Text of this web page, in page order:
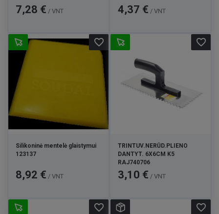
Kaina
7,28 € / VNT
Kaina
4,37 € / VNT
Silikoninė mentelė glaistymui
123137
Kaina
8,92 € / VNT
favorite_border
TRINTUV.NERŪD.PLIENO
DANTYT. 6X6CM K5
RAJ740706
Kaina
3,10 € / VNT
favorite_border
favorite_border favorite_border